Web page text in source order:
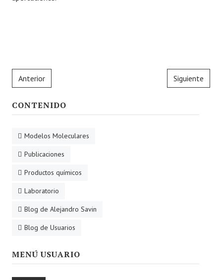
Anterior Siguiente
CONTENIDO
Modelos Moleculares
Publicaciones
Productos químicos
Laboratorio
Blog de Alejandro Savin
Blog de Usuarios
MENÚ USUARIO